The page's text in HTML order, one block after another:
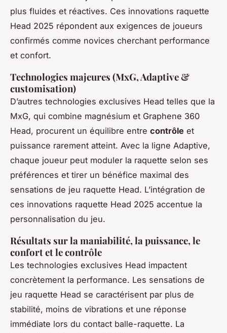
plus fluides et réactives. Ces innovations raquette
Head 2025 répondent aux exigences de joueurs
confirmés comme novices cherchant performance
et confort.
Technologies majeures (MxG, Adaptive &
customisation)
D’autres technologies exclusives Head telles que la
MxG, qui combine magnésium et Graphene 360
Head, procurent un équilibre entre contrôle et
puissance rarement atteint. Avec la ligne Adaptive,
chaque joueur peut moduler la raquette selon ses
préférences et tirer un bénéfice maximal des
sensations de jeu raquette Head. L’intégration de
ces innovations raquette Head 2025 accentue la
personnalisation du jeu.
Résultats sur la maniabilité, la puissance, le
confort et le contrôle
Les technologies exclusives Head impactent
concrètement la performance. Les sensations de
jeu raquette Head se caractérisent par plus de
stabilité, moins de vibrations et une réponse
immédiate lors du contact balle-raquette. La